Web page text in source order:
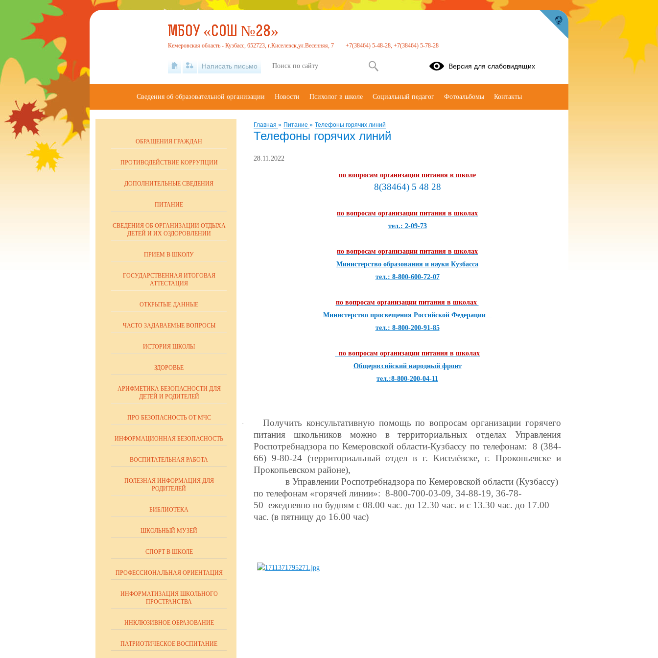
Главная » Питание » Телефоны горячих линий
Телефоны горячих линий
28.11.2022
по вопросам организации питания в школе
8(38464) 5 48 28
по вопросам организации питания в школах
тел.: 2-09-73
по вопросам организации питания в школах
Министерство образования и науки Кузбасса
тел.: 8-800-600-72-07
по вопросам организации питания в школах
Министерство просвещения Российской Федерации
тел.: 8-800-200-91-85
по вопросам организации питания в школах
Общероссийский народный фронт
тел.:8-800-200-04-11
·
Получить консультативную помощь по вопросам организации горячего
питания школьников можно в территориальных отделах Управления
Роспотребнадзора по Кемеровской области-Кузбассу по телефонам: 8 (384-
66) 9-80-24 (территориальный отдел в г. Киселёвске, г. Прокопьевске и
Прокопьевском районе),
в Управлении Роспотребнадзора по Кемеровской области (Кузбассу)
по телефонам «горячей линии»: 8-800-700-03-09, 34-88-19, 36-78-
50 ежедневно по будням с 08.00 час. до 12.30 час. и с 13.30 час. до 17.00
час. (в пятницу до 16.00 час)
ОБРАЩЕНИЯ ГРАЖДАН
ПРОТИВОДЕЙСТВИЕ КОРРУПЦИИ
ДОПОЛНИТЕЛЬНЫЕ СВЕДЕНИЯ
ПИТАНИЕ
СВЕДЕНИЯ ОБ ОРГАНИЗАЦИИ ОТДЫХА
ДЕТЕЙ И ИХ ОЗДОРОВЛЕНИИ
ПРИЕМ В ШКОЛУ
ГОСУДАРСТВЕННАЯ ИТОГОВАЯ
АТТЕСТАЦИЯ
ОТКРЫТЫЕ ДАННЫЕ
ЧАСТО ЗАДАВАЕМЫЕ ВОПРОСЫ
ИСТОРИЯ ШКОЛЫ
ЗДОРОВЬЕ
АРИФМЕТИКА БЕЗОПАСНОСТИ ДЛЯ
ДЕТЕЙ И РОДИТЕЛЕЙ
ПРО БЕЗОПАСНОСТЬ ОТ МЧС
ИНФОРМАЦИОННАЯ БЕЗОПАСНОСТЬ
ВОСПИТАТЕЛЬНАЯ РАБОТА
ПОЛЕЗНАЯ ИНФОРМАЦИЯ ДЛЯ
РОДИТЕЛЕЙ
БИБЛИОТЕКА
ШКОЛЬНЫЙ МУЗЕЙ
СПОРТ В ШКОЛЕ
ПРОФЕССИОНАЛЬНАЯ ОРИЕНТАЦИЯ
ИНФОРМАТИЗАЦИЯ ШКОЛЬНОГО
ПРОСТРАНСТВА
ИНКЛЮЗИВНОЕ ОБРАЗОВАНИЕ
ПАТРИОТИЧЕСКОЕ ВОСПИТАНИЕ
МБОУ «СОШ №28»
Кемеровская область - Кузбасс, 652723, г.Киселевск,ул.Весенняя, 7 +7(38464) 5-48-28, +7(38464) 5-78-28
Написать письмо Версия для слабовидящих
Сведения об образовательной организации Новости Психолог в школе Социальный педагог Фотоальбомы Контакты